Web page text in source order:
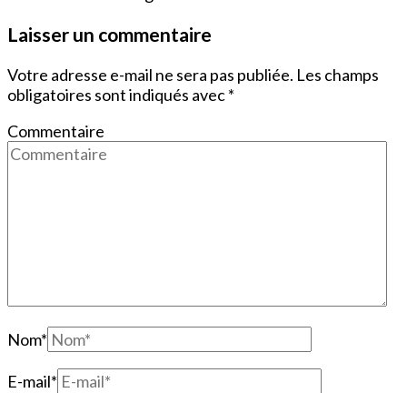
Laisser un commentaire
Votre adresse e-mail ne sera pas publiée. Les champs
obligatoires sont indiqués avec*
Commentaire
Nom*
E-mail*